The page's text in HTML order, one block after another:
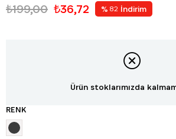
₺199,00 ₺36,72 % 82 İndirim
Ürün stoklarımızda
RENK